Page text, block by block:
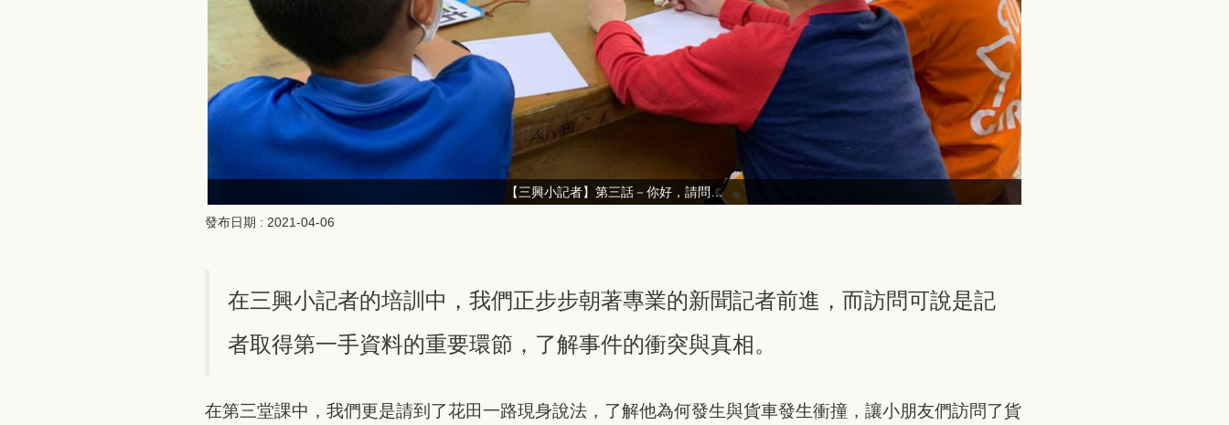
【三興小記者】第三話－你好，請問…
發布日期 : 2021-04-06
在三興小記者的培訓中，我們正步步朝著專業的新聞記者前進，而訪問可說是記
者取得第一手資料的重要環節，了解事件的衝突與真相。
在第三堂課中，我們更是請到了花田一路現身說法，了解他為何發生與貨車發生衝撞，讓小朋友們訪問了貨